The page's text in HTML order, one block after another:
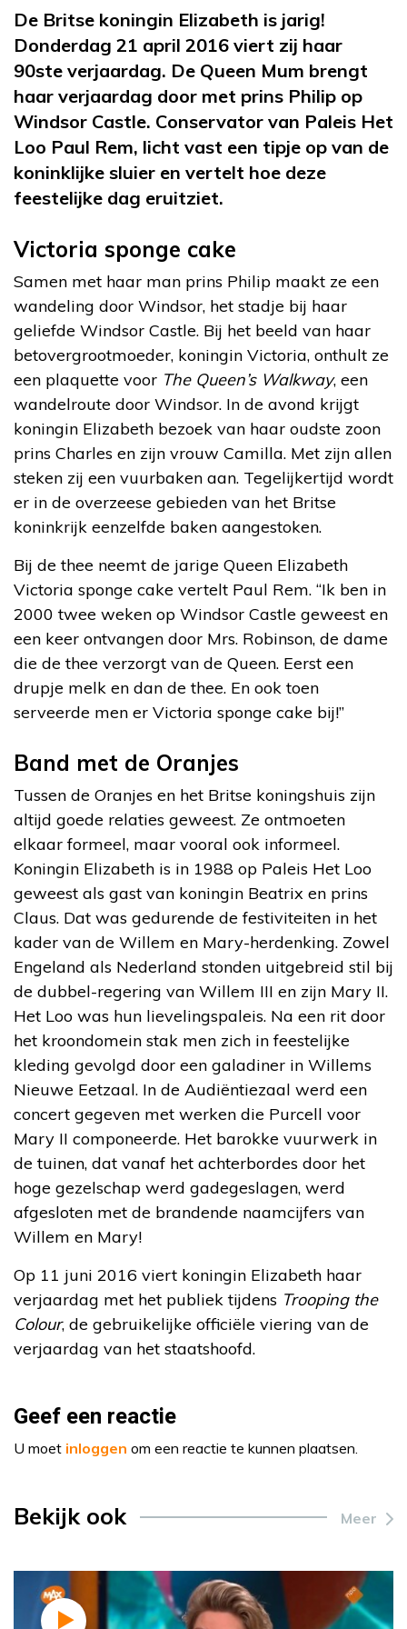
De Britse koningin Elizabeth is jarig!
Donderdag 21 april 2016 viert zij haar
90ste verjaardag. De Queen Mum brengt
haar verjaardag door met prins Philip op
Windsor Castle. Conservator van Paleis Het
Loo Paul Rem, licht vast een tipje op van de
koninklijke sluier en vertelt hoe deze
feestelijke dag eruitziet.
Victoria sponge cake
Samen met haar man prins Philip maakt ze een
wandeling door Windsor, het stadje bij haar
geliefde Windsor Castle. Bij het beeld van haar
betovergrootmoeder, koningin Victoria, onthult ze
een plaquette voor The Queen’s Walkway, een
wandelroute door Windsor. In de avond krijgt
koningin Elizabeth bezoek van haar oudste zoon
prins Charles en zijn vrouw Camilla. Met zijn allen
steken zij een vuurbaken aan. Tegelijkertijd wordt
er in de overzeese gebieden van het Britse
koninkrijk eenzelfde baken aangestoken.
Bij de thee neemt de jarige Queen Elizabeth
Victoria sponge cake vertelt Paul Rem. “Ik ben in
2000 twee weken op Windsor Castle geweest en
een keer ontvangen door Mrs. Robinson, de dame
die de thee verzorgt van de Queen. Eerst een
drupje melk en dan de thee. En ook toen
serveerde men er Victoria sponge cake bij!”
Band met de Oranjes
Tussen de Oranjes en het Britse koningshuis zijn
altijd goede relaties geweest. Ze ontmoeten
elkaar formeel, maar vooral ook informeel.
Koningin Elizabeth is in 1988 op Paleis Het Loo
geweest als gast van koningin Beatrix en prins
Claus. Dat was gedurende de festiviteiten in het
kader van de Willem en Mary-herdenking. Zowel
Engeland als Nederland stonden uitgebreid stil bij
de dubbel-regering van Willem III en zijn Mary II.
Het Loo was hun lievelingspaleis. Na een rit door
het kroondomein stak men zich in feestelijke
kleding gevolgd door een galadiner in Willems
Nieuwe Eetzaal. In de Audiëntiezaal werd een
concert gegeven met werken die Purcell voor
Mary II componeerde. Het barokke vuurwerk in
de tuinen, dat vanaf het achterbordes door het
hoge gezelschap werd gadegeslagen, werd
afgesloten met de brandende naamcijfers van
Willem en Mary!
Op 11 juni 2016 viert koningin Elizabeth haar
verjaardag met het publiek tijdens Trooping the
Colour, de gebruikelijke officiële viering van de
verjaardag van het staatshoofd.
Geef een reactie
U moet inloggen om een reactie te kunnen plaatsen.
Bekijk ook Meer